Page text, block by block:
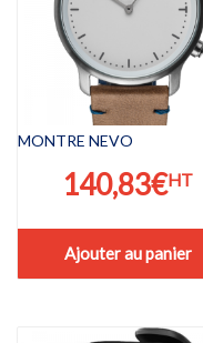
MONTRE NEVO
140,83€HT
Ajouter au panier